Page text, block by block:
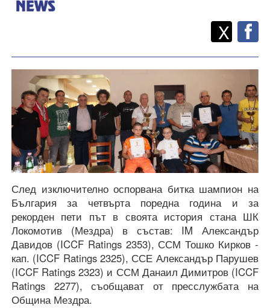
Споделете
X
След изключително оспорвана битка шампион на
България за четвърта поредна година и за
рекорден пети път в своята история стана ШК
Локомотив (Мездра) в състав: IM Александър
Давидов (ICCF Ratings 2353), ССМ Тошко Кирков -
кап. (ICCF Ratings 2325), ССЕ Александър Парушев
(ICCF Ratings 2323) и ССМ Данаил Димитров (ICCF
Ratings 2277), съобщават от пресслужбата на
Община Мездра.